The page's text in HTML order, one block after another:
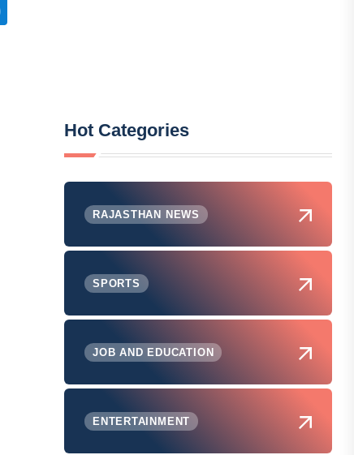
Hot Categories
RAJASTHAN NEWS
SPORTS
JOB AND EDUCATION
ENTERTAINMENT